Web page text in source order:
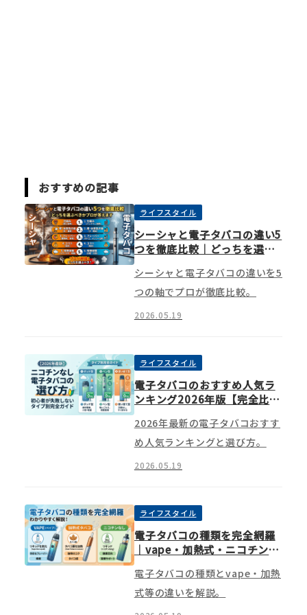
おすすめの記事
ライフスタイル
シーシャと電子タバコの違い5
つを徹底比較｜どっちを選ぶ
べきかプロが答えます
シーシャと電子タバコの違いを5
つの軸でプロが徹底比較。
2026.05.19
ライフスタイル
電子タバコのおすすめ人気ラ
ンキング2026年版【完全比
較】初心者でも失敗しない選
び方つき
2026年最新の電子タバコおすす
め人気ランキングと選び方。
2026.05.19
ライフスタイル
電子タバコの種類を完全網羅
｜vape・加熱式・ニコチンな
しの違いをわかりやすく解説
電子タバコの種類とvape・加熱
式等の違いを解説。